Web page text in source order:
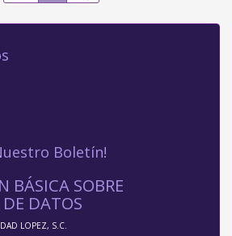
Boletín!
BÁSICA SOBRE
DATOS
LOPEZ, S.C.